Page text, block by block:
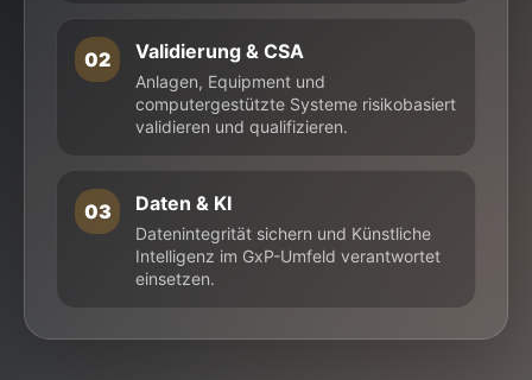
02 Validierung & CSA
Anlagen, Equipment und
computergestützte Systeme risikobasiert
validieren und qualifizieren.
03 Daten & KI
Datenintegrität sichern und Künstliche
Intelligenz im GxP-Umfeld verantwortet
einsetzen.